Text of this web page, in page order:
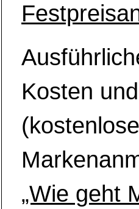
Kosten
„Wie geht